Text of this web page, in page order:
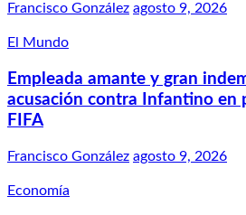
Francisco González agosto 9, 2026
El Mundo
Empleada amante y gran
acusación contra Infantino en
FIFA
Francisco González agosto 9, 2026
Economía